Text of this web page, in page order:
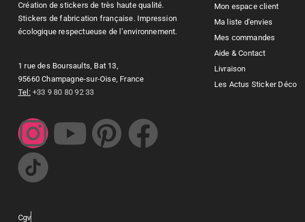
Création de stickers de très haute qualité.
Stickers de fabrication française. Impression
écologique respectueuse de l’environnement.
1 rue des Boursaults, Bat 13,
95660 Champagne-sur-Oise, France
Tel: +33 9 80 80 92 33
Mon espace client
Ma liste d'envies
Mes commandes
Aide & Contact
Livraison
Les Actus Sticker Déco
Cgv